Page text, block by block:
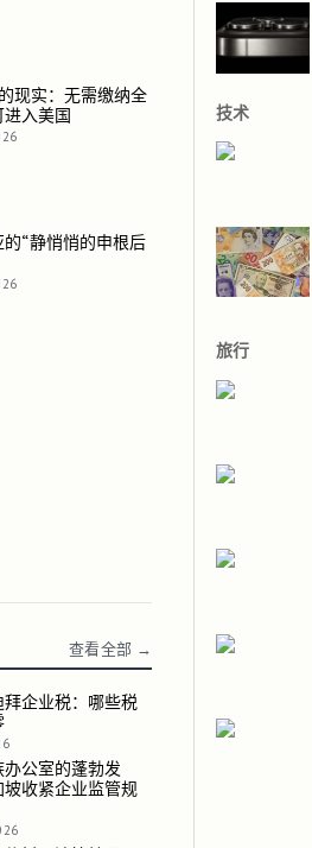
无需缴纳全球税即可进入美国
现实：无需缴纳全
入美国
悄的申根后门”
“静悄悄的申根后
查看全部 →
：哪些税种仍为零
拜企业税：哪些税
蓬勃发展，新加坡收紧企业监管规定
公室的蓬勃发
收紧企业监管规
技术
旅行